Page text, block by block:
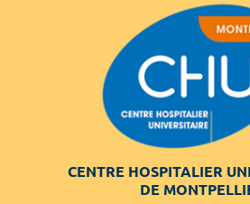
CENTRE HOSPITALIER
DE